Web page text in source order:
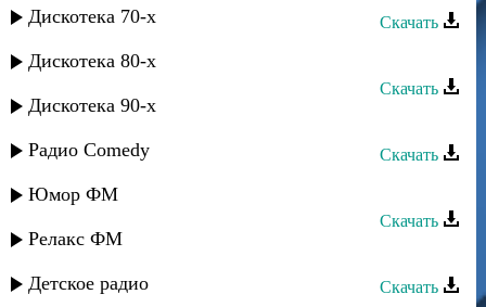
Дискотека 70-х
Дискотека 80-х
Дискотека 90-х
Радио Comedy
Юмор ФМ
Релакс ФМ
Детское радио
Скачать
Группа «Домбай» - Моя Теберда
Скачать
Скачать
Сувар группа - Лезгинская
Скачать
Скачать